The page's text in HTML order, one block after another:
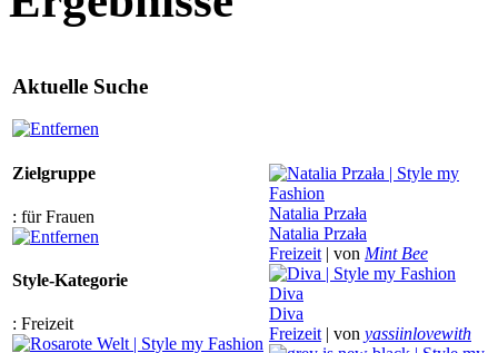
Aktuelle Suche
Zielgruppe
: für Frauen
Style-Kategorie
: Freizeit
Natalia Przała
Natalia Przała
Freizeit | von Mint Bee
Diva
Diva
Freizeit | von yassiinlovewith